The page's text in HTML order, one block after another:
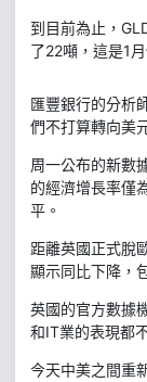
到目前為止，
了22噸，這是1
匯豐銀行的分析
們不打算轉向美
周一公布的新數
的經濟增長率僅
平。
距離英國正式脫
顯示同比下降，
英國的官方數據
和IT業的表現都
今天中美之間重